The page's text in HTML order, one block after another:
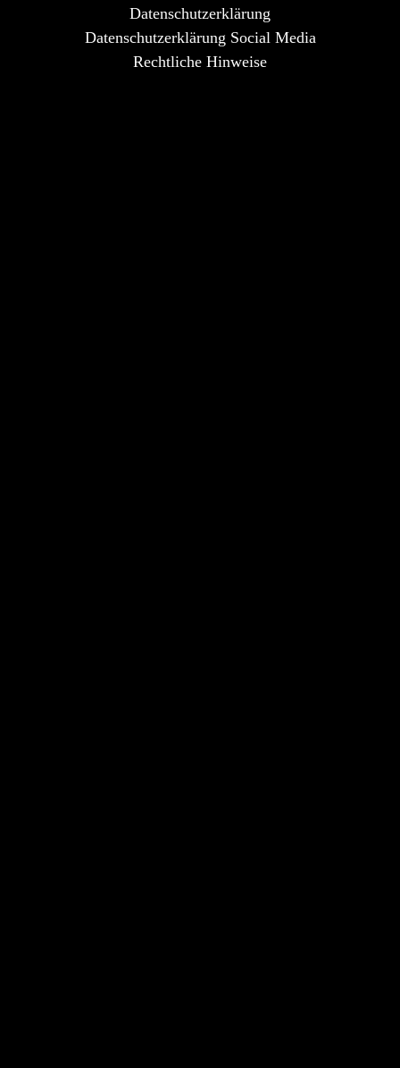
Datenschutzerklärung
Datenschutzerklärung Social Media
Rechtliche Hinweise